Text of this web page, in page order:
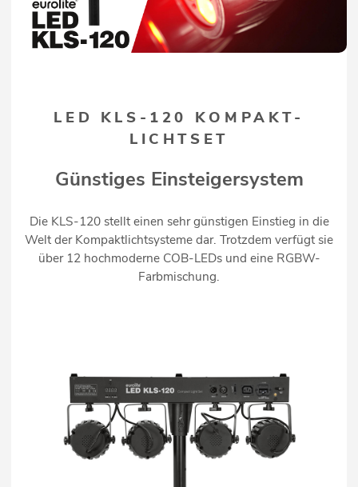
LED KLS-120 KOMPAKT-
LICHTSET
Günstiges Einsteigersystem
Die KLS-120 stellt einen sehr günstigen Einstieg in die
Welt der Kompaktlichtsysteme dar. Trotzdem verfügt sie
über 12 hochmoderne COB-LEDs und eine RGBW-
Farbmischung.